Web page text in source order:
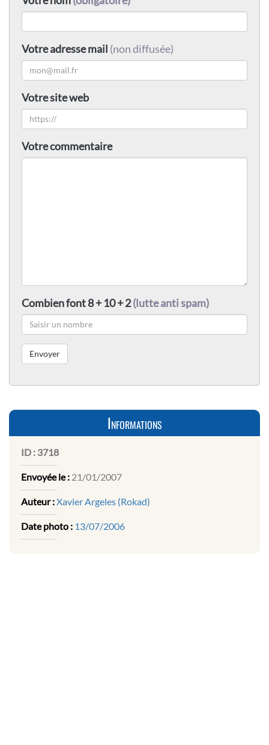
Votre adresse mail (non diffusée)
Votre site web
Votre commentaire
Combien font 8 + 10 + 2(lutte anti spam)
Informations
ID : 3718
Envoyée le : 21/01/2007
Auteur :Xavier Argeles (Rokad)
Date photo : 13/07/2006